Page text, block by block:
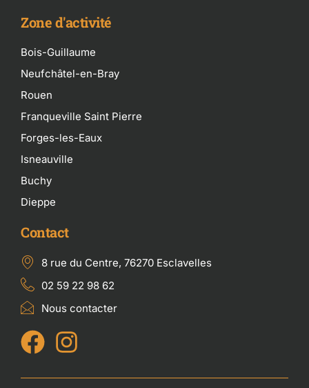
Zone d'activité
Bois-Guillaume
Neufchâtel-en-Bray
Rouen
Franqueville Saint Pierre
Forges-les-Eaux
Isneauville
Buchy
Dieppe
Contact
8 rue du Centre, 76270 Esclavelles
02 59 22 98 62
Nous contacter